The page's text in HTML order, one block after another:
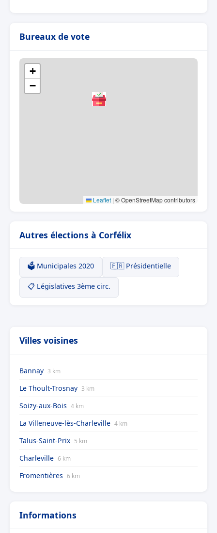
Bureaux de vote
+
−
Leaflet | © OpenStreetMap contributors
Autres élections à Corfélix
🗳️ Municipales 2020 🇫🇷 Présidentielle
📋 Législatives 3ème circ.
Villes voisines
Bannay 3 km
Le Thoult-Trosnay 3 km
Soizy-aux-Bois 4 km
La Villeneuve-lès-Charleville 4 km
Talus-Saint-Prix 5 km
Charleville 6 km
Fromentières 6 km
Informations